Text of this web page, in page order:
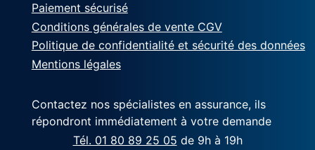
Paiement sécurisé
Conditions générales de vente CGV
Politique de confidentialité et sécurité des données
Mentions légales
Contactez nos spécialistes en assurance, ils
répondront immédiatement à votre demande
Tél. 01 80 89 25 05 de 9h à 19h